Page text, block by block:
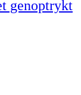
genoptrykt